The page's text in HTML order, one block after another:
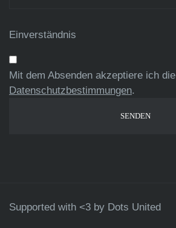
Einverständnis
Mit dem Absenden akzeptiere ich die
Datenschutzbestimmungen.
Supported with <3 by Dots United